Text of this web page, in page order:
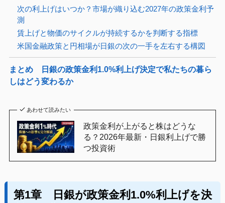
次の利上げはいつか？市場が織り込む2027年の政策金利予
測
賃上げと物価のサイクルが持続するかを判断する指標
米国金融政策と円相場が日銀の次の一手を左右する構図
まとめ 日銀の政策金利1.0%利上げ決定で私たちの暮ら
しはどう変わるか
あわせて読みたい
政策金利が上がると株はどうな
る？2026年最新・日銀利上げで勝
つ投資術
第1章 日銀が政策金利1.0%利上げを決